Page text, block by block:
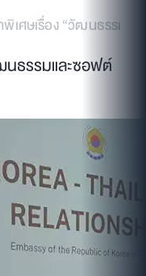
พิเศษเรื่อง “วัฒนธรรมแ
นธรรมและซอฟต์